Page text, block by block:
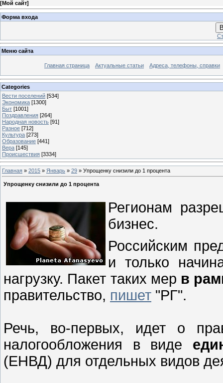
[Мой сайт]
Форма входа
Меню сайта
Главная страница Актуальные статьи Адреса, телефоны, справки
Categories
Вести поселений [534]
Экономика [1300]
Быт [1001]
Поздравления [264]
Народная новость [91]
Разное [712]
Культура [273]
Образование [441]
Вера [145]
Происшествия [3334]
Главная » 2015 » Январь » 29 » Упрощенку снизили до 1 процента
Упрощенку снизили до 1 процента
Регионам
бизнес.
Российским
и только
нагрузку. Пакет таких мер в
правительство, пишет "РГ".
Речь, во-первых, идет о
налогообложения в виде
(ЕНВД) для отдельных видов